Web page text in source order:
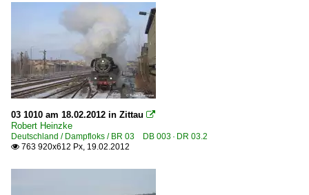
Dieseltriebzüge | Schmalspur
137 322-325 ·Waggonfabrik Busch·
E-Loks | Altbau
E 44 BR 144 · DR 244
E 77 BR 177 bay. EG3 · preuß. EG 701–25
E 94 BR 194 · DR 254
03 1010 am 18.02.2012 in Zittau 
Robert Heinzke
Deutschland / Dampfloks / BR 03 DB 003 · DR 03.2
 763 920x612 Px, 19.02.2012